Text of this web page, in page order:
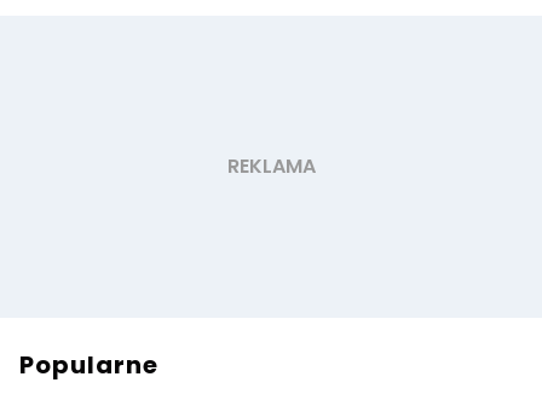
Popularne